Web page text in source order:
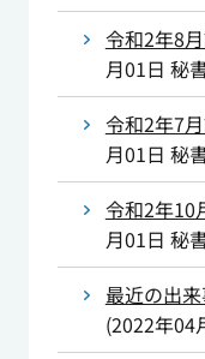
令和2年8
月01日 秘
令和2年7
月01日 秘
令和2年10
月01日 秘
最近の出来
(2022年04